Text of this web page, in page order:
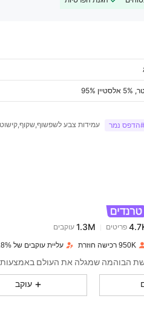
#הדפס נמר עמידות צבע
4.7Kפריטים
לפני 12 שעות
950K רכישה חוזרת עליית עוקבים של 18%
עוקב